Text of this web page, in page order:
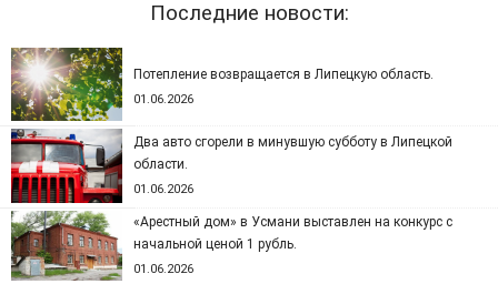
Последние новости:
Потепление возвращается в Липецкую область.
01.06.2026
Два авто сгорели в минувшую субботу в Липецкой
области.
01.06.2026
«Арестный дом» в Усмани выставлен на конкурс с
начальной ценой 1 рубль.
01.06.2026